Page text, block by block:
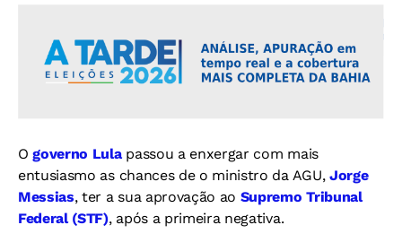
Ogoverno Lulapassou a enxergar com mais
entusiasmo as chances de o ministro da AGU, Jorge
Messias, ter a sua aprovação ao Supremo Tribunal
Federal (STF), após a primeira negativa.